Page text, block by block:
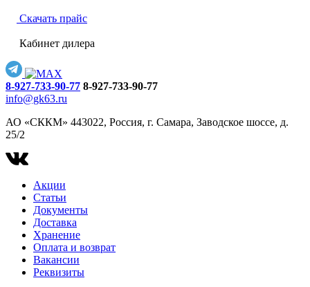
Скачать прайс
Кабинет дилера
8-927-733-90-77 8-927-733-90-77
info@gk63.ru
АО «СККМ» 443022, Россия, г. Самара, Заводское шоссе, д.
25/2
Акции
Статьи
Документы
Доставка
Хранение
Оплата и возврат
Вакансии
Реквизиты